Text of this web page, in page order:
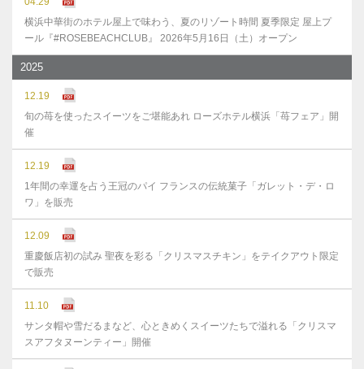
横浜中華街のホテル屋上で味わう、夏のリゾート時間 夏季限定 屋上プ
ール『#ROSEBEACHCLUB』 2026年5月16日（土）オープン
2025
12.19
旬の苺を使ったスイーツをご堪能あれ ローズホテル横浜「苺フェア」開
催
12.19
1年間の幸運を占う王冠のパイ フランスの伝統菓子「ガレット・デ・ロ
ワ」を販売
12.09
重慶飯店初の試み 聖夜を彩る「クリスマスチキン」をテイクアウト限定
で販売
11.10
サンタ帽や雪だるまなど、心ときめくスイーツたちで溢れる「クリスマ
スアフタヌーンティー」開催